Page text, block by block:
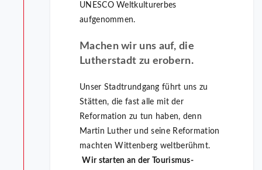
UNESCO Weltkulturerbes
aufgenommen.
Machen wir uns auf, die
Lutherstadt zu erobern.
Unser Stadtrundgang führt uns zu
Stätten, die fast alle mit der
Reformation zu tun haben, denn
Martin Luther und seine Reformation
machten Wittenberg weltberühmt.
Wir starten an der Tourismus-